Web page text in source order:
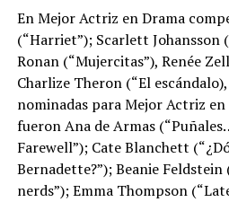
En Mejor Actriz en Drama
(“Harriet”); Scarlett Johansson
Ronan (“Mujercitas”), Renée
Charlize Theron (“El
nominadas para Mejor Actriz en
fueron Ana de Armas
Farewell”); Cate Blanchett
Bernadette?”); Beanie Feldstein
nerds”); Emma Thompson